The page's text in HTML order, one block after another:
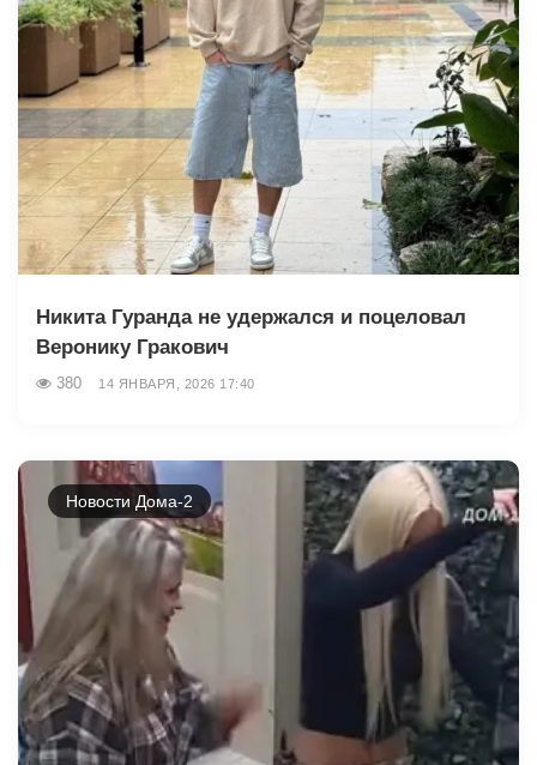
Никита Гуранда не удержался и поцеловал
Веронику Гракович
380 14 ЯНВАРЯ, 2026 17:40
Новости Дома-2